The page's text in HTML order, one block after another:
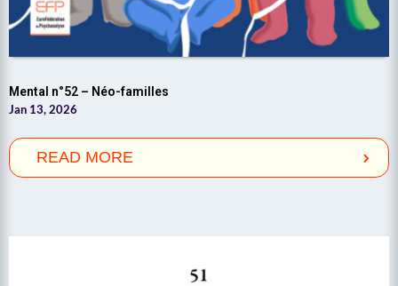
Mental n°52 – Néo-familles
Jan 13, 2026
READ MORE